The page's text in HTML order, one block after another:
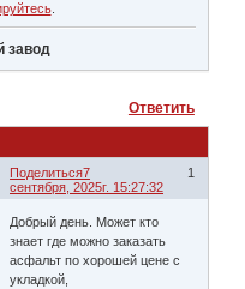
.
завод
Ответить
Поделиться 1
7
сентября, 2025г. 15:27:32
Добрый день. Может кто
знает где можно заказать
асфальт по хорошей цене с
укладкой,